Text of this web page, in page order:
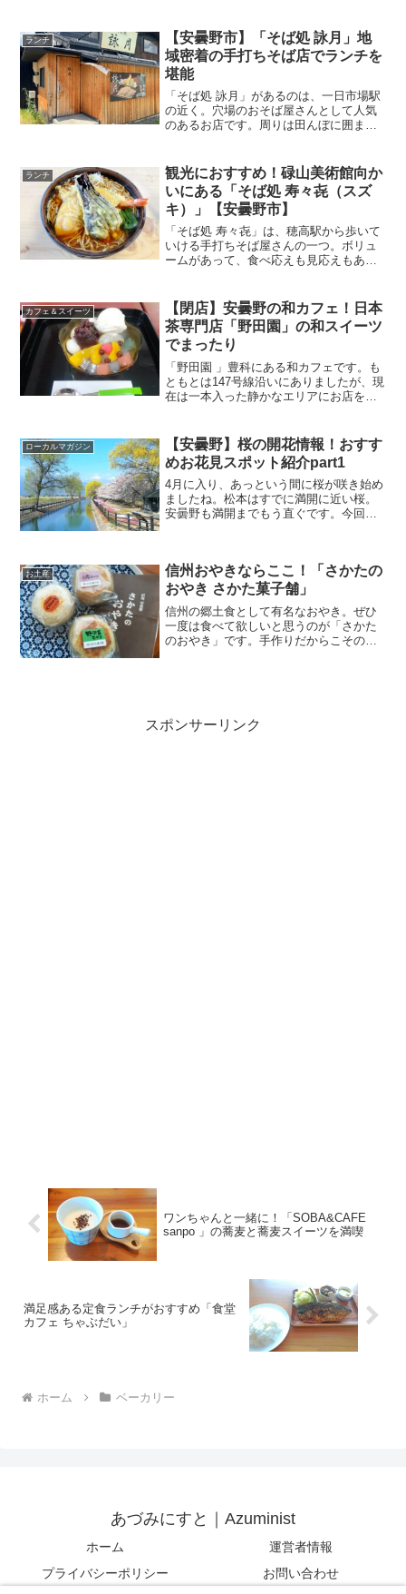
ます。
ランチ
【安曇野市】「そば処 詠月」地
域密着の手打ちそば店でランチを
堪能
「そば処 詠月」があるのは、一日市場駅
の近く。穴場のおそば屋さんとして人気
のあるお店です。周りは田んぼに囲まれ
さい。
ランチ
観光におすすめ！碌山美術館向か
いにある「そば処 寿々㐂（スズ
キ）」【安曇野市】
「そば処 寿々㐂」は、穂高駅から歩いて
いける手打ちそば屋さんの一つ。ボリュ
ームがあって、食べ応えも見応えもある
プルなお蕎麦屋さんなので、気軽に訪れ
てみてください。今回は「そば処 寿々
㐂」を紹介します。
カフェ＆スイーツ
【閉店】安曇野の和カフェ！日本
茶専門店「野田園」の和スイーツ
でまったり
「野田園 」豊科にある和カフェです。も
ともとは147号線沿いにありましたが、現
在は一本入った静かなエリアにお店を移
つやお抹茶をいただけるので要チェック
です。今回は「野田園 カフェギャラリー
お茶の間」を紹介します。
ローカルマガジン
【安曇野】桜の開花情報！おすす
めお花見スポット紹介part1
4月に入り、あっという間に桜が咲き始め
ましたね。松本はすでに満開に近い桜。
安曇野も満開までもう直ぐです。今回
お土産
信州おやきならここ！「さかたの
おやき さかた菓子舗」
信州の郷土食として有名なおやき。ぜひ
一度は食べて欲しいと思うのが「さかた
のおやき」です。手作りだからこそのこ
スポンサーリンク
ワンちゃんと一緒に！「SOBA&CAFE
sanpo 」の蕎麦と蕎麦スイーツを満喫
満足感ある定食ランチがおすすめ「食堂
カフェ ちゃぶだい」
ホーム ベーカリー
あづみにすと｜Azuminist
ホーム
運営者情報
プライバシーポリシー
お問い合わせ